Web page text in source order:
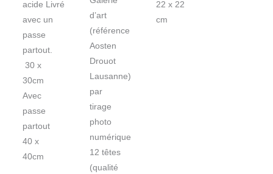
acide Livré
avec un
passe
partout.
30 x
30cm
Avec
passe
partout
40 x
40cm
d’art
(référence
Aosten
Drouot
Lausanne)
par
tirage
photo
numérique
12 têtes
(qualité
22 x 22
cm